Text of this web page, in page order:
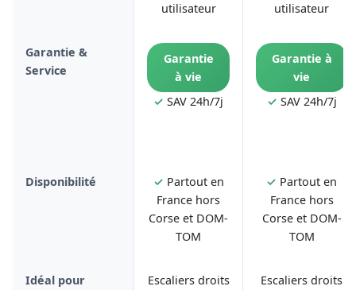
utilisateur
utilisateur
Garantie &
Service
Garantie
à vie
✓ SAV 24h/7j
Garantie à
vie
✓ SAV 24h/7j
Disponibilité ✓ Partout en
France hors
Corse et DOM-
TOM
✓ Partout en
France hors
Corse et DOM-
TOM
Idéal pour
Escaliers droits
Escaliers droits